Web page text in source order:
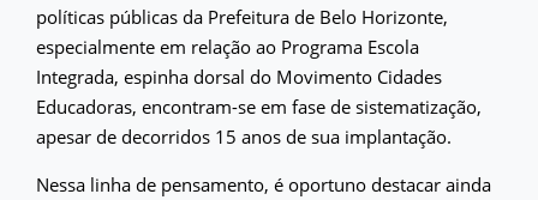
políticas públicas da Prefeitura de Belo Horizonte,
especialmente em relação ao Programa Escola
Integrada, espinha dorsal do Movimento Cidades
Educadoras, encontram-se em fase de sistematização,
apesar de decorridos 15 anos de sua implantação.
Nessa linha de pensamento, é oportuno destacar ainda